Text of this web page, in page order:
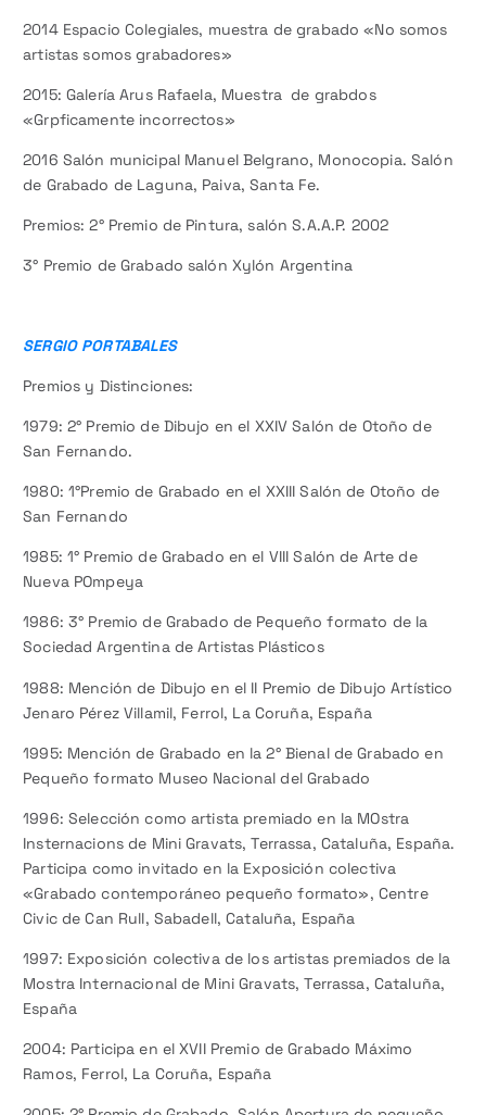
2014 Espacio Colegiales, muestra de grabado «No somos
artistas somos grabadores»
2015: Galería Arus Rafaela, Muestra de grabdos
«Grpficamente incorrectos»
2016 Salón municipal Manuel Belgrano, Monocopia. Salón
de Grabado de Laguna, Paiva, Santa Fe.
Premios: 2° Premio de Pintura, salón S.A.A.P. 2002
3° Premio de Grabado salón Xylón Argentina
SERGIO PORTABALES
Premios y Distinciones:
1979: 2° Premio de Dibujo en el XXIV Salón de Otoño de
San Fernando.
1980: 1°Premio de Grabado en el XXIII Salón de Otoño de
San Fernando
1985: 1° Premio de Grabado en el VIII Salón de Arte de
Nueva POmpeya
1986: 3° Premio de Grabado de Pequeño formato de la
Sociedad Argentina de Artistas Plásticos
1988: Mención de Dibujo en el II Premio de Dibujo Artístico
Jenaro Pérez Villamil, Ferrol, La Coruña, España
1995: Mención de Grabado en la 2° Bienal de Grabado en
Pequeño formato Museo Nacional del Grabado
1996: Selección como artista premiado en la MOstra
Insternacions de Mini Gravats, Terrassa, Cataluña, España.
Participa como invitado en la Exposición colectiva
«Grabado contemporáneo pequeño formato», Centre
Civic de Can Rull, Sabadell, Cataluña, España
1997: Exposición colectiva de los artistas premiados de la
Mostra Internacional de Mini Gravats, Terrassa, Cataluña,
España
2004: Participa en el XVII Premio de Grabado Máximo
Ramos, Ferrol, La Coruña, España